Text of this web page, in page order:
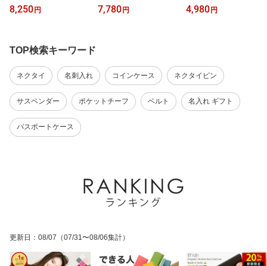
キング1位！】ネクタイ
シルク プレゼント 無地
スケット織り ビジネス
フォーマル 高級 光沢 上
品 艶 ツヤ 10色 ネイビー
レッド グレー ブラック
8,250 円
題！】最強 ベルトメンズ
ビジネスベルト 本革 ベ
な 防水 本革 日本製 メン
ズ ラッピング可 父の日
7,780 円
レディース 本革 レザー
かっこいい レディース
ードケース ギフト 父の
日 就職祝い ラッピング
可
4,980 円
TOP検索キーワード
ネクタイ 名刺入れ コインケース ネクタイピン
サスペンダー ポケットチーフ ベルト 名入れ ギフト
パスポートケース
更新日 ： 08/07 （07/31〜08/06集計）